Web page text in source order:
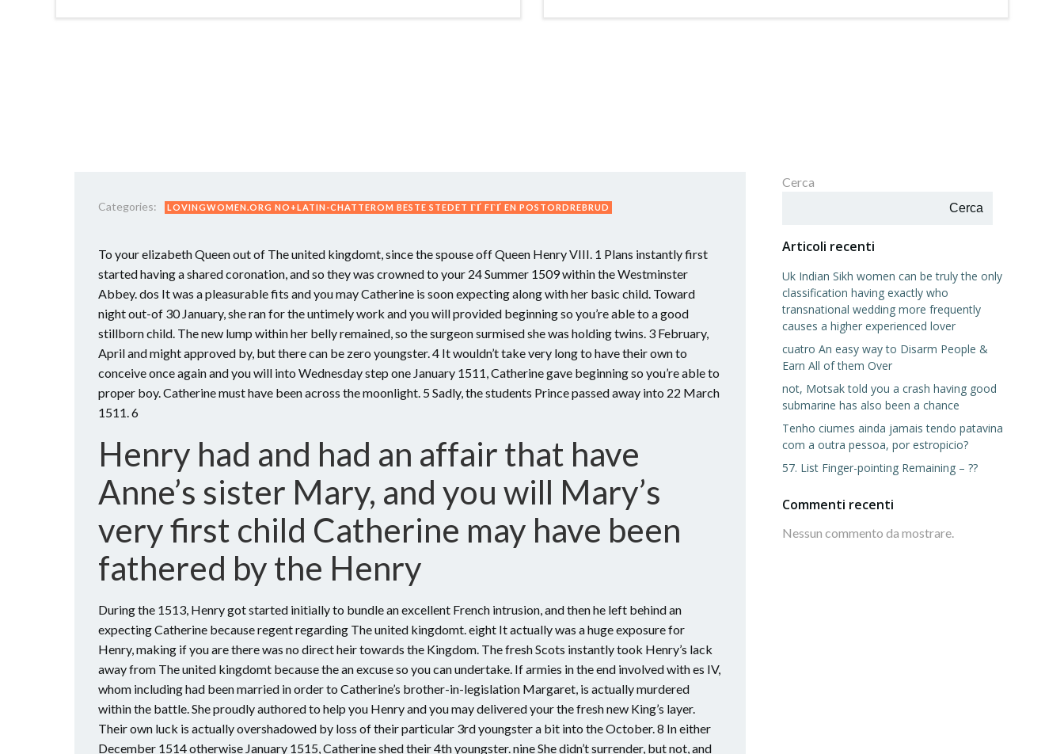
Categories: LOVINGWOMEN.ORG NO+LATIN-CHATTEROM BESTE STEDET ГҐ FГҐ EN POSTORDREBRUD
To your elizabeth Queen out of The united kingdomt, since the spouse off Queen Henry VIII. 1 Plans instantly first
started having a shared coronation, and so they was crowned to your 24 Summer 1509 within the Westminster
Abbey. dos It was a pleasurable fits and you may Catherine is soon expecting along with her basic child. Toward
night out-of 30 January, she ran for the untimely work and you will provided beginning so you’re able to a good
stillborn child. The new lump within her belly remained, so the surgeon surmised she was holding twins. 3 February,
April and might approved by, but there can be zero youngster. 4 It wouldn’t take very long to have their own to
conceive once again and you will into Wednesday step one January 1511, Catherine gave beginning so you’re able to
proper boy. Catherine must have been across the moonlight. 5 Sadly, the students Prince passed away into 22 March
1511. 6
Henry had and had an affair that have
Anne’s sister Mary, and you will Mary’s
very first child Catherine may have been
fathered by the Henry
During the 1513, Henry got started initially to bundle an excellent French intrusion, and then he left behind an
expecting Catherine because regent regarding The united kingdomt. eight It actually was a huge exposure for
Henry, making if you are there was no direct heir towards the Kingdom. The fresh Scots instantly took Henry’s lack
away from The united kingdomt because the an excuse so you can undertake. If armies in the end involved with es IV,
whom including had been married in order to Catherine’s brother-in-legislation Margaret, is actually murdered
within the battle. She proudly authored to help you Henry and you may delivered your the fresh new King’s layer.
Their own luck is actually overshadowed by loss of their particular 3rd youngster a bit into the October. 8 In either
December 1514 otherwise January 1515, Catherine shed their 4th youngster. nine She didn’t surrender, but not, and
Cerca
Cerca
Articoli recenti
Uk Indian Sikh women can be truly the only
classification having exactly who
transnational wedding more frequently
causes a higher experienced lover
cuatro An easy way to Disarm People &
Earn All of them Over
not, Motsak told you a crash having good
submarine has also been a chance
Tenho ciumes ainda jamais tendo patavina
com a outra pessoa, por estropicio?
57. List Finger-pointing Remaining – ??
Commenti recenti
Nessun commento da mostrare.